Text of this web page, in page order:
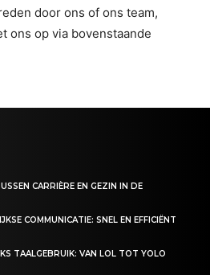
door ons of ons team,
ons op via bovenstaande
CARRIÈRE EN GEZIN IN DE
COMMUNICATIE: SNEL EN EFFICIËNT
TAALGEBRUIK: VAN LOL TOT YOLO